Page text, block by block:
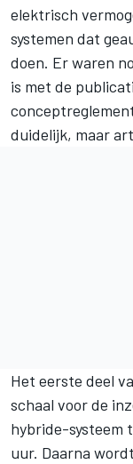
elektrisch
systemen dat
doen. Er waren
is met de
duidelijk, maar
Het eerste deel
schaal voor de
hybride-systeem
uur. Daarna